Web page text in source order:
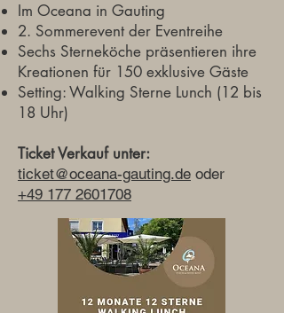
Im Oceana in Gauting
2. Sommerevent der Eventreihe
Sechs Sterneköche präsentieren ihre
Kreationen für 150 exklusive Gäste
Setting: Walking Sterne Lunch (12 bis
18 Uhr)
Ticket Verkauf unter:
ticket@oceana-gauting.de oder
+49 177 2601708